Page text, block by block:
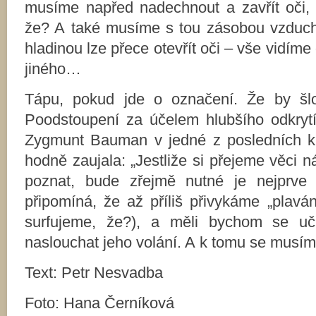
musíme napřed nadechnout a zavřít
že? A také musíme s tou zásobou
hladinou lze přece otevřít oči – vše
jiného…
Tápu, pokud jde o označení. Že by
Poodstoupení za účelem hlubšího
Zygmunt Bauman v jedné z posledních
hodně zaujala: „Jestliže si přejeme věci
poznat, bude zřejmě nutné je nejprve
připomíná, že až příliš přivykáme
surfujeme, že?), a měli bychom se
naslouchat jeho volání. A k tomu se
Text: Petr Nesvadba
Foto: Hana Černíková